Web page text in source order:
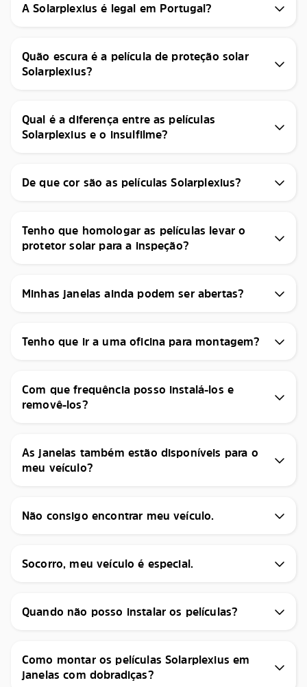
A Solarplexius é legal em Portugal?
Quão escura é a película de proteção solar
Solarplexius?
Qual é a diferença entre as películas
Solarplexius e o insulfilme?
De que cor são as películas Solarplexius?
Tenho que homologar as películas levar o
protetor solar para a inspeção?
Minhas janelas ainda podem ser abertas?
Tenho que ir a uma oficina para montagem?
Com que frequência posso instalá-los e
removê-los?
As janelas também estão disponíveis para o
meu veículo?
Não consigo encontrar meu veículo.
Socorro, meu veículo é especial.
Quando não posso instalar os películas?
Como montar os películas Solarplexius em
janelas com dobradiças?